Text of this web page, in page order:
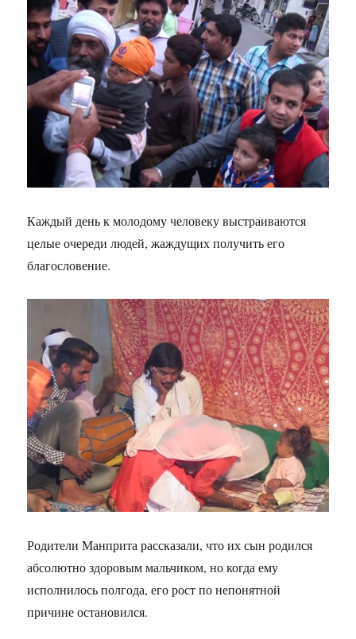
Каждый день к молодому человеку выстраиваются
целые очереди людей, жаждущих получить его
благословение.
Родители Манприта рассказали, что их сын родился
абсолютно здоровым мальчиком, но когда ему
исполнилось полгода, его рост по непонятной
причине остановился.